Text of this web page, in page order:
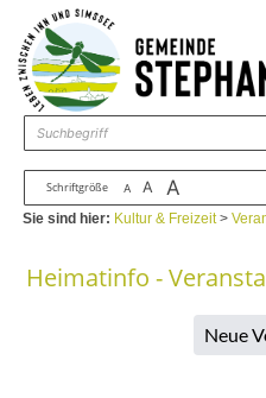
Zum Inhalt ,zur Navigation
Schriftgröße A A A
Sie sind hier: Kultur & Freizeit>
Heimatinfo -